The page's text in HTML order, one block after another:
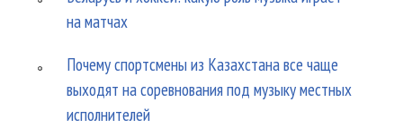
на матчах
Почему спортсмены из Казахстана все чаще
выходят на соревнования под музыку местных
исполнителей